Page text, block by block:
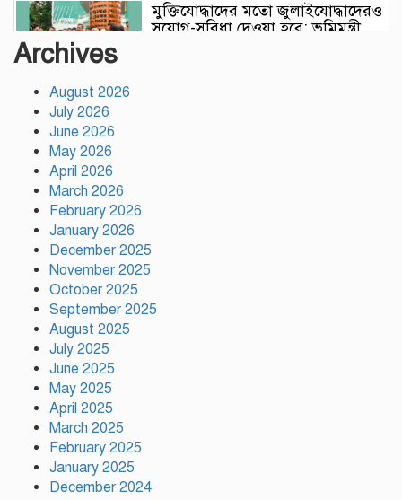
মুক্তিযোদ্ধাদের মতো জুলাইযোদ্ধাদেরও
সুযোগ-সুবিধা দেওয়া হবে: ভূমিমন্ত্রী
Archives
August 2026
July 2026
June 2026
May 2026
April 2026
March 2026
February 2026
January 2026
December 2025
November 2025
October 2025
September 2025
August 2025
July 2025
June 2025
May 2025
April 2025
March 2025
February 2025
January 2025
December 2024